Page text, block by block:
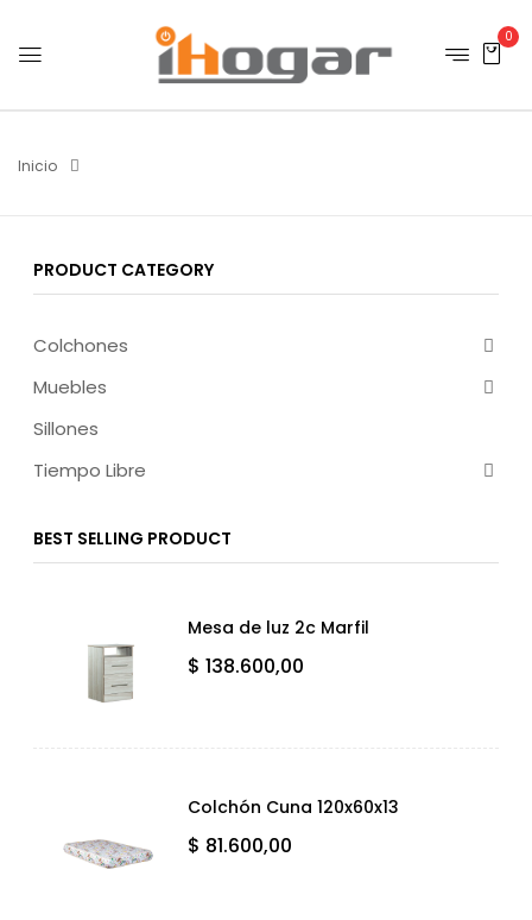
0
Inicio
PRODUCT CATEGORY
Colchones
Muebles
Sillones
Tiempo Libre
BEST SELLING PRODUCT
Mesa de luz 2c Marfil
$ 138.600,00
Colchón Cuna 120x60x13
$ 81.600,00